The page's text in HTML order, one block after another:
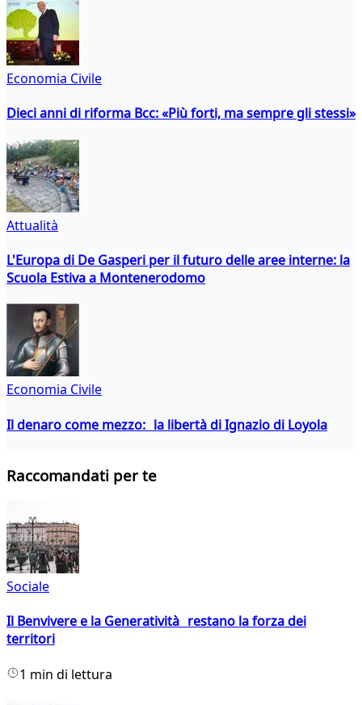
Economia Civile
Dieci anni di riforma Bcc: «Più forti, ma sempre gli stessi»
Attualità
L'Europa di De Gasperi per il futuro delle aree interne: la
Scuola Estiva a Montenerodomo
Economia Civile
Il denaro come mezzo: la libertà di Ignazio di Loyola
Raccomandati per te
Sociale
Il Benvivere e la Generatività restano la forza dei
territori
1 min di lettura